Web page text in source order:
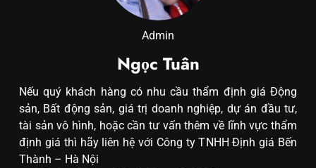
Admin
Ngọc Tuân
Nếu quý khách hàng có nhu cầu thẩm định giá Động
sản, Bất động sản, giá trị doanh nghiệp, dự án đầu tư,
tài sản vô hình, hoặc cần tư vấn thêm về lĩnh vực thẩm
định giá thì hãy liên hệ với Công ty TNHH Định giá Bến
Thành – Hà Nội